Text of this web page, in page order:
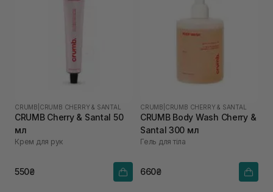
CRUMB CRUMB CHERRY & SANTAL
CRUMB Cherry & Santal 50
мл
Крем для рук
550₴
CRUMB CRUMB CHERRY & SANTAL
CRUMB Body Wash Cherry &
Santal 300 мл
Гель для тіла
660₴